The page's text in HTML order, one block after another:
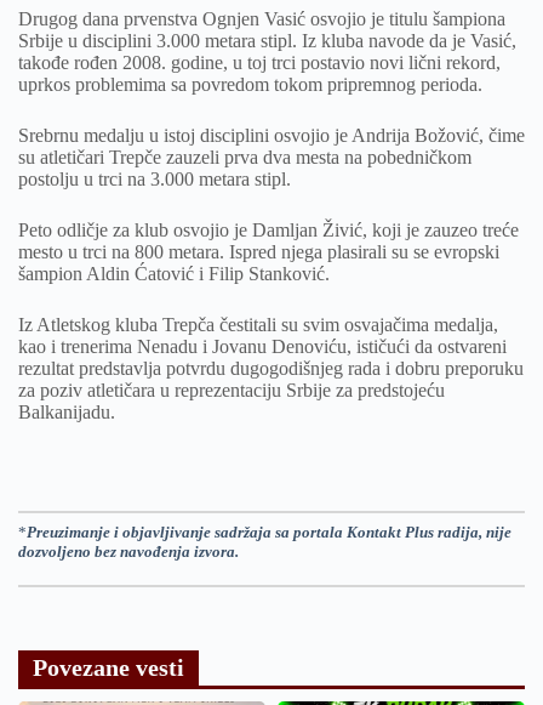
Drugog dana prvenstva Ognjen Vasić osvojio je titulu šampiona
Srbije u disciplini 3.000 metara stipl. Iz kluba navode da je Vasić,
takođe rođen 2008. godine, u toj trci postavio novi lični rekord,
uprkos problemima sa povredom tokom pripremnog perioda.
Srebrnu medalju u istoj disciplini osvojio je Andrija Božović, čime
su atletičari Trepče zauzeli prva dva mesta na pobedničkom
postolju u trci na 3.000 metara stipl.
Peto odličje za klub osvojio je Damljan Živić, koji je zauzeo treće
mesto u trci na 800 metara. Ispred njega plasirali su se evropski
šampion Aldin Ćatović i Filip Stanković.
Iz Atletskog kluba Trepča čestitali su svim osvajačima medalja,
kao i trenerima Nenadu i Jovanu Denoviću, ističući da ostvareni
rezultat predstavlja potvrdu dugogodišnjeg rada i dobru preporuku
za poziv atletičara u reprezentaciju Srbije za predstojeću
Balkanijadu.
*Preuzimanje i objavljivanje sadržaja sa portala Kontakt Plus radija, nije
dozvoljeno bez navođenja izvora.
Povezane vesti